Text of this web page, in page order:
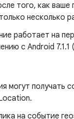
того, как ваше
несколько
работает на
с Android 7.1.1
могут получать
на событие